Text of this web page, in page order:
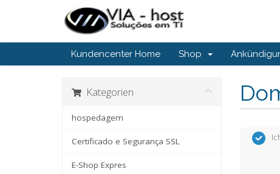
Kundencenter Home Shop
Kategorien
hospedagem
Certificado e Segurança SSL
E-Shop Expres